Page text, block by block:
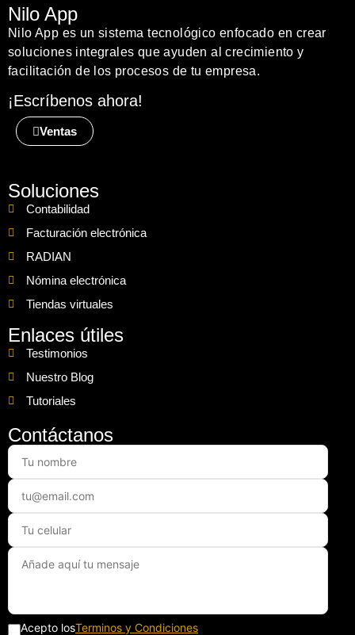
Nilo App
Nilo App es un sistema tecnológico enfocado en crear
soluciones integrales que ayuden al crecimiento y
facilitación de los procesos de tu empresa.
¡Escríbenos ahora!
Ventas
Soluciones
Contabilidad
Facturación electrónica
RADIAN
Nómina electrónica
Tiendas virtuales
Enlaces útiles
Testimonios
Nuestro Blog
Tutoriales
Contáctanos
Acepto losTerminos y Condiciones